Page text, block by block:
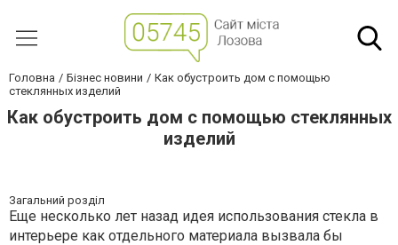
Головна Бізнес новини
Как обустроить дом с помощью
стеклянных изделий
Как обустроить дом с помощью стеклянных
изделий
Загальний розділ
Еще несколько лет назад идея использования стекла в
интерьере как отдельного материала вызвала бы